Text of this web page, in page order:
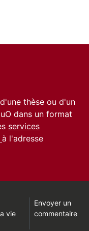
thèse ou d'un
dans un format
services
à l'adresse
vie
Envoyer un
commentaire